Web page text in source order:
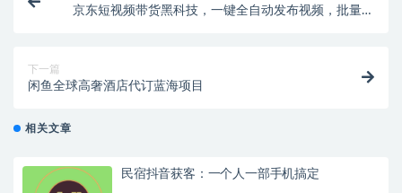
京东短视频带货黑科技，一键全自动发布视频，批量矩
下一篇
闲鱼全球高奢酒店代订蓝海项目
相关文章
民宿抖音获客：一个人一部手机搞定